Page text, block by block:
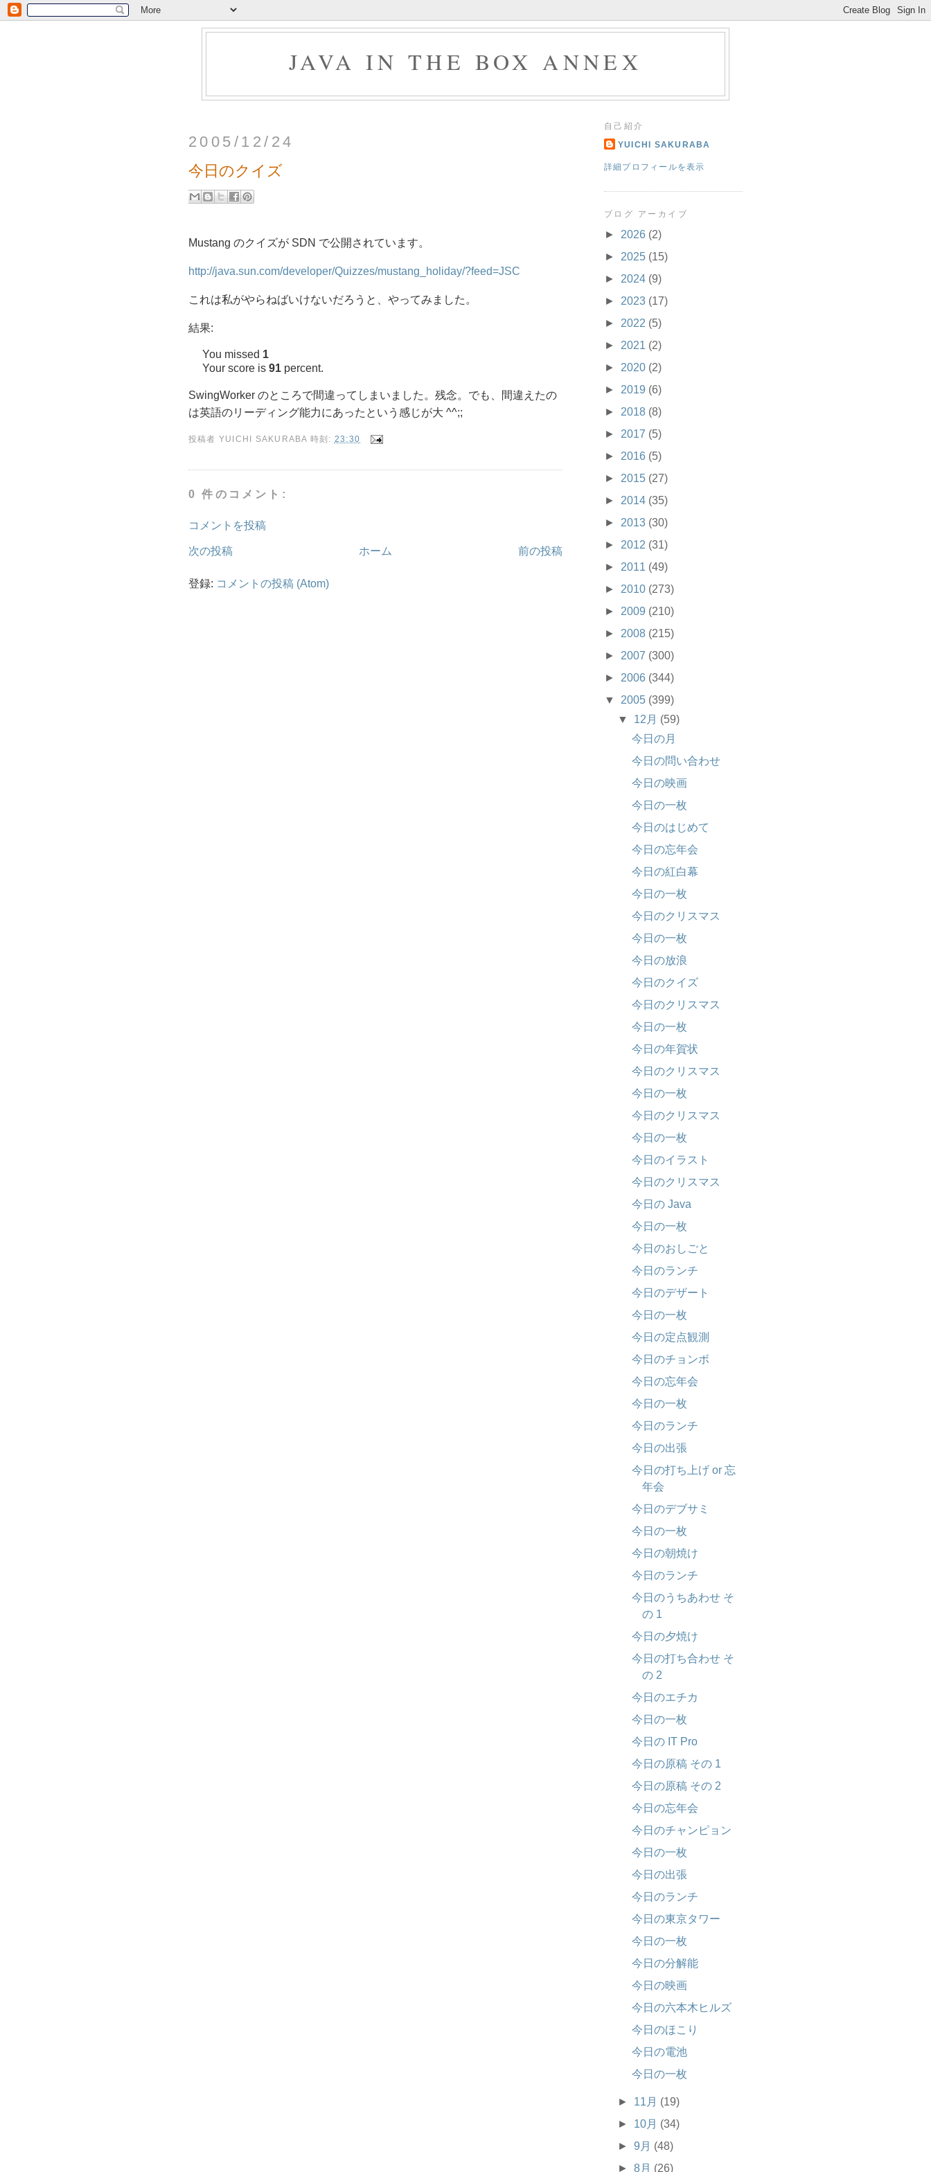
JAVA IN THE BOX ANNEX
2005/12/24
今日のクイズ
Mustang のクイズが SDN で公開されています。
http://java.sun.com/developer/Quizzes/mustang_holiday/?feed=JSC
これは私がやらねばいけないだろうと、やってみました。
結果:
You missed 1
Your score is 91 percent.
SwingWorker のところで間違ってしまいました。残念。でも、間違えたの
は英語のリーディング能力にあったという感じが大 ^^;;
投稿者 YUICHI SAKURABA 時刻: 23:30
0 件のコメント:
コメントを投稿
次の投稿 前の投稿
ホーム
登録: コメントの投稿 (Atom)
自己紹介
YUICHI SAKURABA
詳細プロフィールを表示
ブログ アーカイブ
► 2026 (2)
► 2025 (15)
► 2024 (9)
► 2023 (17)
► 2022 (5)
► 2021 (2)
► 2020 (2)
► 2019 (6)
► 2018 (8)
► 2017 (5)
► 2016 (5)
► 2015 (27)
► 2014 (35)
► 2013 (30)
► 2012 (31)
► 2011 (49)
► 2010 (273)
► 2009 (210)
► 2008 (215)
► 2007 (300)
► 2006 (344)
▼ 2005 (399)
▼ 12月 (59)
今日の月
今日の問い合わせ
今日の映画
今日の一枚
今日のはじめて
今日の忘年会
今日の紅白幕
今日の一枚
今日のクリスマス
今日の一枚
今日の放浪
今日のクイズ
今日のクリスマス
今日の一枚
今日の年賀状
今日のクリスマス
今日の一枚
今日のクリスマス
今日の一枚
今日のイラスト
今日のクリスマス
今日の Java
今日の一枚
今日のおしごと
今日のランチ
今日のデザート
今日の一枚
今日の定点観測
今日のチョンボ
今日の忘年会
今日の一枚
今日のランチ
今日の出張
今日の打ち上げ or 忘
年会
今日のデブサミ
今日の一枚
今日の朝焼け
今日のランチ
今日のうちあわせ そ
の 1
今日の夕焼け
今日の打ち合わせ そ
の 2
今日のエチカ
今日の一枚
今日の IT Pro
今日の原稿 その 1
今日の原稿 その 2
今日の忘年会
今日のチャンピョン
今日の一枚
今日の出張
今日のランチ
今日の東京タワー
今日の一枚
今日の分解能
今日の映画
今日の六本木ヒルズ
今日のほこり
今日の電池
今日の一枚
► 11月 (19)
► 10月 (34)
►9月 (48)
►8月 (26)